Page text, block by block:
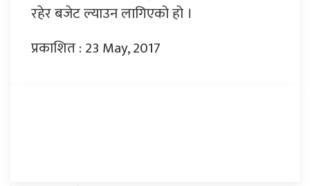
रहेर बजेट ल्याउन लागिएको हो ।
प्रकाशित : 23 May, 2017